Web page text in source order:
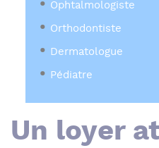
Ophtalmologiste
Orthodontiste
Dermatologue
Pédiatre
Un loyer